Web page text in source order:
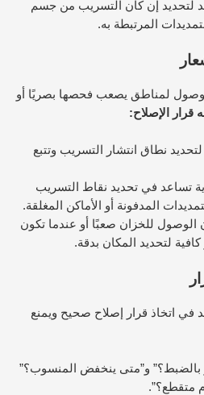
لتحديد إن كان التسريب من جسم
المرتبطة به.
لمناطق يصعب فحصها بصريًا أو
قرار الإصلاح:
نطاق انتشار التسريب وتتبع
تساعد في تحديد نقاط التسريب
المدفونة أو الأماكن المغلقة.
الوصول للخزان صعبًا أو عندما تكون
لتحديد المكان بدقة.
في اتخاذ قرار إصلاح صحيح ويمنع
بالضبط؟” و”متى ينخفض المنسوب؟”
متقطع؟”.